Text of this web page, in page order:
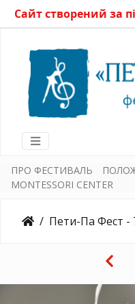
Сайт створений за
ПРО ФЕСТИВАЛЬ
MONTESSORI CENTER
Пети-Па Фест -